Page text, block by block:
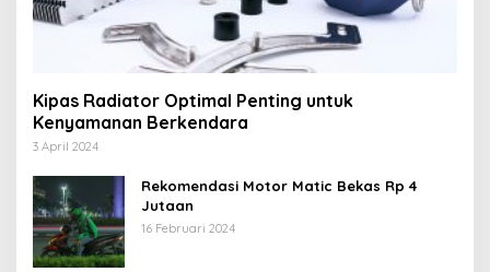
Kipas Radiator Optimal Penting untuk
Kenyamanan Berkendara
3 April 2024
Rekomendasi Motor Matic Bekas Rp 4
Jutaan
16 Februari 2024